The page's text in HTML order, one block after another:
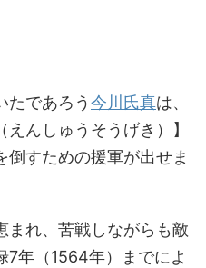
たであろう今川氏真は、
んしゅうそうげき）】
倒すための援軍が出せま
まれ、苦戦しながらも敵
7年（1564年）までによ